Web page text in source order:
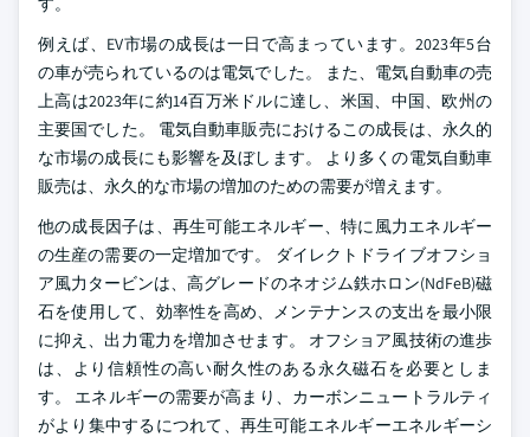
例えば、EV市場の成長は一日で高まっています。2023年5台
の車が売られているのは電気でした。 また、電気自動車の売
上高は2023年に約14百万米ドルに達し、米国、中国、欧州の
主要国でした。 電気自動車販売におけるこの成長は、永久的
な市場の成長にも影響を及ぼします。 より多くの電気自動車
販売は、永久的な市場の増加のための需要が増えます。
他の成長因子は、再生可能エネルギー、特に風力エネルギー
の生産の需要の一定増加です。 ダイレクトドライブオフショ
ア風力タービンは、高グレードのネオジム鉄ホロン(NdFeB)磁
石を使用して、効率性を高め、メンテナンスの支出を最小限
に抑え、出力電力を増加させます。 オフショア風技術の進歩
は、より信頼性の高い耐久性のある永久磁石を必要としま
す。 エネルギーの需要が高まり、カーボンニュートラルティ
がより集中するにつれて、再生可能エネルギーエネルギーシ